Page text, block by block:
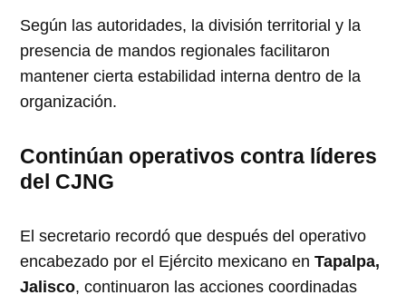
Según las autoridades, la división territorial y la
presencia de mandos regionales facilitaron
mantener cierta estabilidad interna dentro de la
organización.
Continúan operativos contra líderes
del CJNG
El secretario recordó que después del operativo
encabezado por el Ejército mexicano enTapalpa,
Jalisco, continuaron las acciones coordinadas